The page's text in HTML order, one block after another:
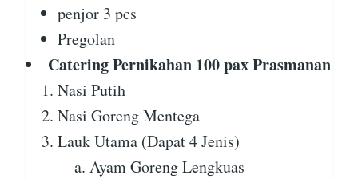
penjor 3 pcs
Pregolan
Catering Pernikahan 100 pax Prasmanan
Nasi Putih
Nasi Goreng Mentega
Lauk Utama (Dapat 4 Jenis)
Ayam Goreng Lengkuas